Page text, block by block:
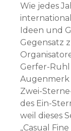
Wie jedes
Ideen und
Gegensatz
Gerfer-Ruhl
Augenmerk
Zwei-
des Ein-
weil dieses
„Casual